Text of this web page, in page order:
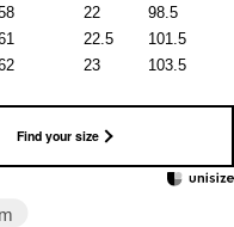
22
98.5
22.5
101.5
23
103.5
Find your size